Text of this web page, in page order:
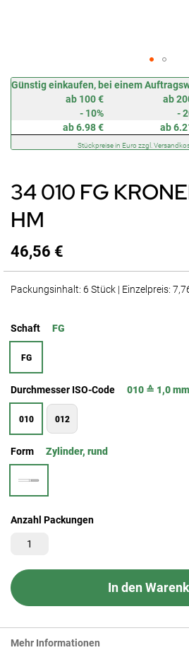
Günstig einkaufen, bei einem
ab 100 €
ab
- 10%
-
ab 6.98 €
ab
Stückpreise in Euro zzgl.
34 010 FG
HM
46,56 €
Packungsinhalt: 6 Stück | Einzelpreis:
Schaft FG
FG
Durchmesser ISO-Code 010 ≙ 1,0 mm
010 012
Form Zylinder, rund
Anzahl Packungen
In den
Zum
Anfang
springen
Mehr Informationen